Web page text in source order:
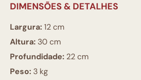
DIMENSÕES & DETALHES
Largura:12 cm
Altura: 30 cm
Profundidade: 22 cm
Peso: 3 kg